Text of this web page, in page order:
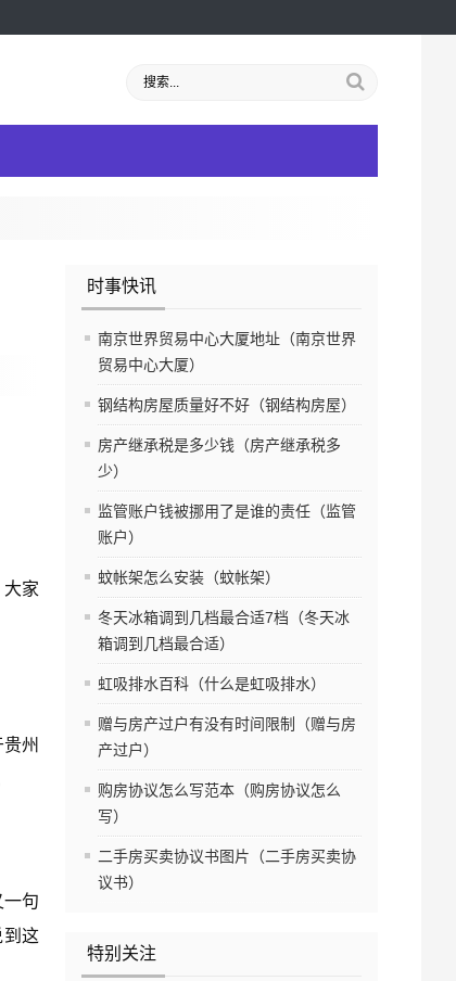
时事快讯
南京世界贸易中心大厦地址（南京世界
贸易中心大厦）
钢结构房屋质量好不好（钢结构房屋）
房产继承税是多少钱（房产继承税多
少）
监管账户钱被挪用了是谁的责任（监管
账户）
蚊帐架怎么安装（蚊帐架）
冬天冰箱调到几档最合适7档（冬天冰
箱调到几档最合适）
虹吸排水百科（什么是虹吸排水）
赠与房产过户有没有时间限制（赠与房
产过户）
购房协议怎么写范本（购房协议怎么
写）
二手房买卖协议书图片（二手房买卖协
议书）
特别关注
家
州
句
到这